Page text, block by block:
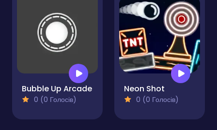
Bubble Up Arcade
0 (0 Голосів)
Neon Shot
0 (0 Голосів)